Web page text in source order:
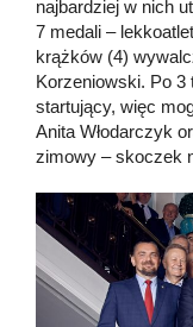
najbardziej w nich
7 medali –
krążków (4)
Korzeniowski. Po 3
startujący, więc
Anita Włodarczyk
zimowy – skoczek